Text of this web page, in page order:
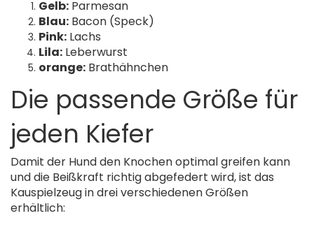
Gelb: Parmesan
Blau: Bacon (Speck)
Pink: Lachs
Lila: Leberwurst
orange: Brathähnchen
Die passende Größe für
jeden Kiefer
Damit der Hund den Knochen optimal greifen kann
und die Beißkraft richtig abgefedert wird, ist das
Kauspielzeug in drei verschiedenen Größen
erhältlich: